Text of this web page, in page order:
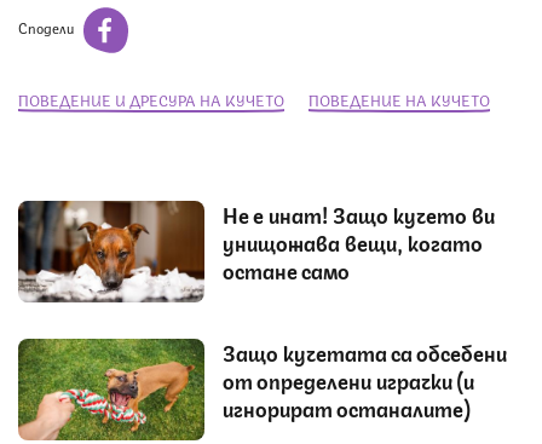
Сподели
ПОВЕДЕНИЕ И ДРЕСУРА НА КУЧЕТО ПОВЕДЕНИЕ НА КУЧЕТО
Не е инат! Защо кучето ви
унищожава вещи, когато
остане само
Защо кучетата са обсебени
от определени играчки (и
игнорират останалите)